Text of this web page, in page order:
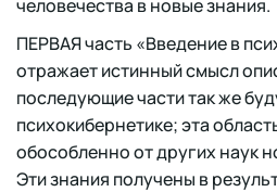
человечества в новые знания.
ПЕРВАЯ часть «Введение в
отражает истинный смысл
последующие части так же
психокибернетике; эта
обособленно от других наук
Эти знания получены в